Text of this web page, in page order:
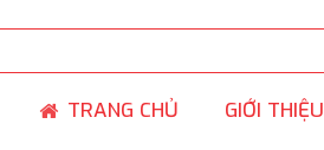
TRANG CHỦ GIỚI THIỆU